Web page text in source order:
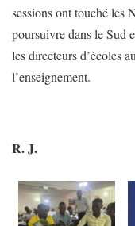
sessions ont touché les
poursuivre dans le Sud
les directeurs d’écoles
l’enseignement.
R. J.